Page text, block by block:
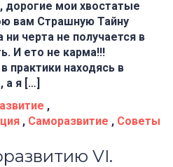
дорогие мои хвостатые
вам Страшную Тайну
черта не получается в
И ето не карма!!!
практики находясь в
а я […]
,
, Саморазвитие , Советы
VI.